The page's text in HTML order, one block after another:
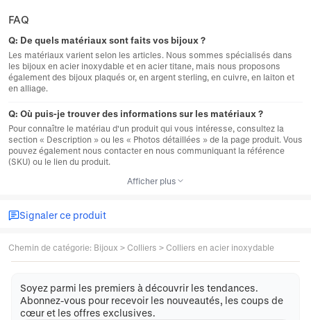
FAQ
Q: De quels matériaux sont faits vos bijoux ?
Les matériaux varient selon les articles. Nous sommes spécialisés dans
les bijoux en acier inoxydable et en acier titane, mais nous proposons
également des bijoux plaqués or, en argent sterling, en cuivre, en laiton et
en alliage.
Q: Où puis-je trouver des informations sur les matériaux ?
Pour connaître le matériau d'un produit qui vous intéresse, consultez la
section « Description » ou les « Photos détaillées » de la page produit. Vous
pouvez également nous contacter en nous communiquant la référence
(SKU) ou le lien du produit.
Afficher plus
Signaler ce produit
Chemin de catégorie: Bijoux > Colliers > Colliers en acier inoxydable
Soyez parmi les premiers à découvrir les tendances.
Abonnez-vous pour recevoir les nouveautés, les coups de
cœur et les offres exclusives.